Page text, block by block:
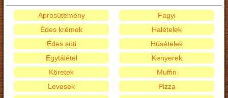
Aprósütemény
Édes krémek
Édes süti
Egytálétel
Fagyi
Halételek
Húsételek
Kenyerek
Köretek
Levesek
Muffin
Pizza